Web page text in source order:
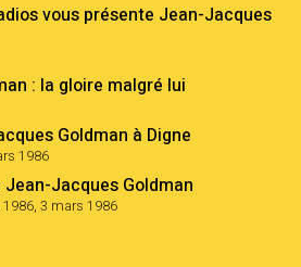
vous présente Jean-Jacques
: la gloire malgré lui
Goldman à Digne
1986
Jacques Goldman
3 mars 1986